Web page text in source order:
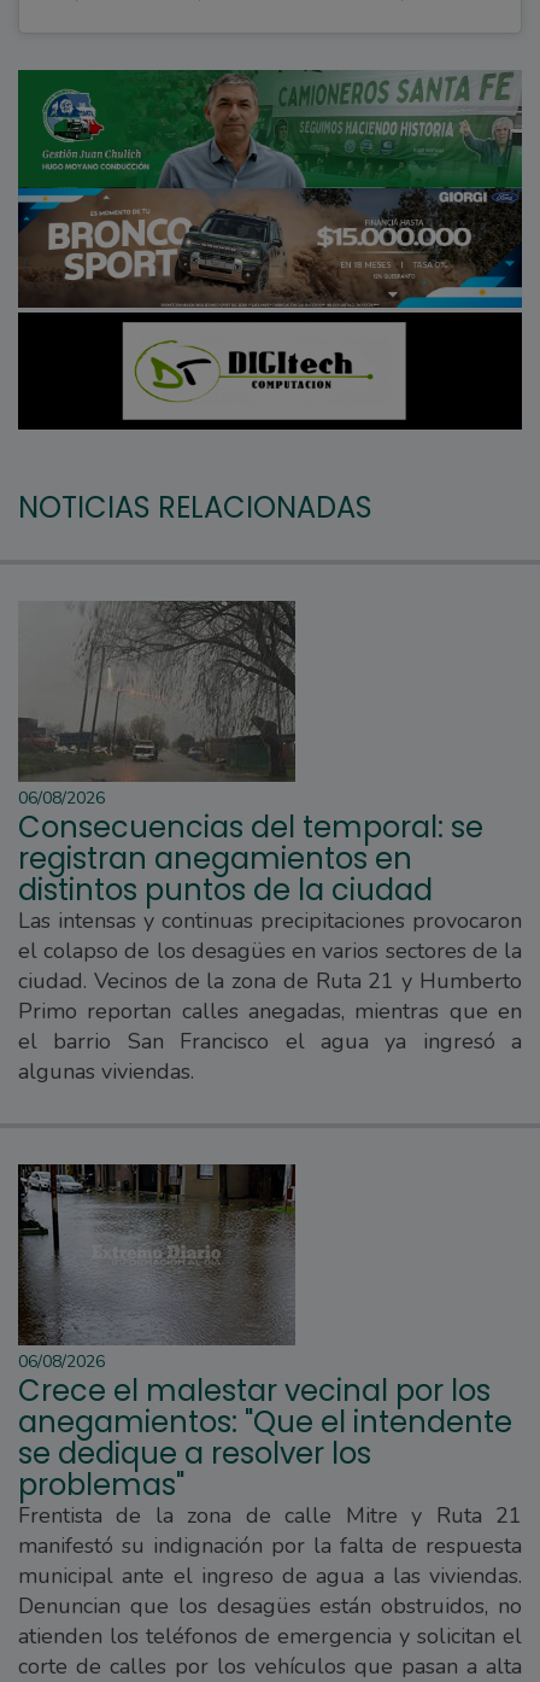
NOTICIAS RELACIONADAS
06/08/2026
Consecuencias del temporal: se
registran anegamientos en
distintos puntos de la ciudad
Las intensas y continuas precipitaciones provocaron
el colapso de los desagües en varios sectores de la
ciudad. Vecinos de la zona de Ruta 21 y Humberto
Primo reportan calles anegadas, mientras que en
el barrio San Francisco el agua ya ingresó a
algunas viviendas.
06/08/2026
Crece el malestar vecinal por los
anegamientos: "Que el intendente
se dedique a resolver los
problemas"
Frentista de la zona de calle Mitre y Ruta 21
manifestó su indignación por la falta de respuesta
municipal ante el ingreso de agua a las viviendas.
Denuncian que los desagües están obstruidos, no
atienden los teléfonos de emergencia y solicitan el
corte de calles por los vehículos que pasan a alta